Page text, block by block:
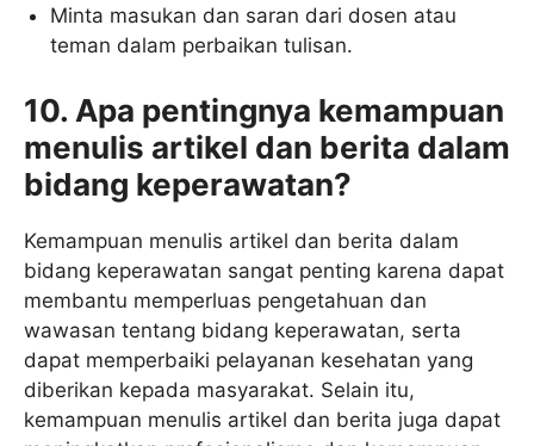
Minta masukan dan saran dari dosen atau
teman dalam perbaikan tulisan.
10. Apa pentingnya kemampuan
menulis artikel dan berita dalam
bidang keperawatan?
Kemampuan menulis artikel dan berita dalam
bidang keperawatan sangat penting karena dapat
membantu memperluas pengetahuan dan
wawasan tentang bidang keperawatan, serta
dapat memperbaiki pelayanan kesehatan yang
diberikan kepada masyarakat. Selain itu,
kemampuan menulis artikel dan berita juga dapat